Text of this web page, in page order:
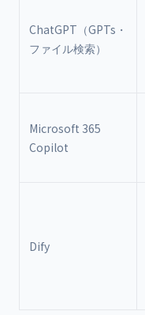
ChatGPT（GPTs・
ファイル検索）
Microsoft 365
Copilot
Dify